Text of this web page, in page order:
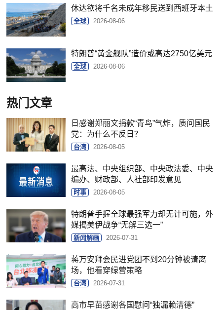
休达欲将千名未成年移民送到西班牙本土
全球 2026-08-06
特朗普“黄金舰队”造价或高达2750亿美元
全球 2026-08-06
热门文章
日感谢郑丽文捐款“青鸟”气炸，质问国民
党：为什么不反日？
台湾 2026-08-05
最高法、中央组织部、中央政法委、中央
编办、财政部、人社部印发意见
时事 2026-08-05
特朗普手握全球最强军力却无计可施，外
媒揭美伊战争“无解三选一”
新闻解画 2026-07-31
蒋万安拜会民进党团不到20分钟被请离
场，他看穿绿营策略
台湾 2026-07-31
高市早苗感谢各国慰问“独漏赖清德”